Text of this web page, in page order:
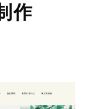
作